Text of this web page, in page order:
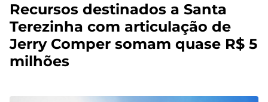
Recursos destinados a Santa
Terezinha com articulação de
Jerry Comper somam quase R$ 5
milhões